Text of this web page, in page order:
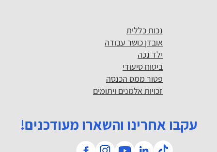
נכות כללית
אובדן כושר עבודה
ילד נכה
ביטוח סיעודי
פטור ממס הכנסה
זכויות אלמנים ויתומים
עקבו אחרינו והשארו מעודכנים!